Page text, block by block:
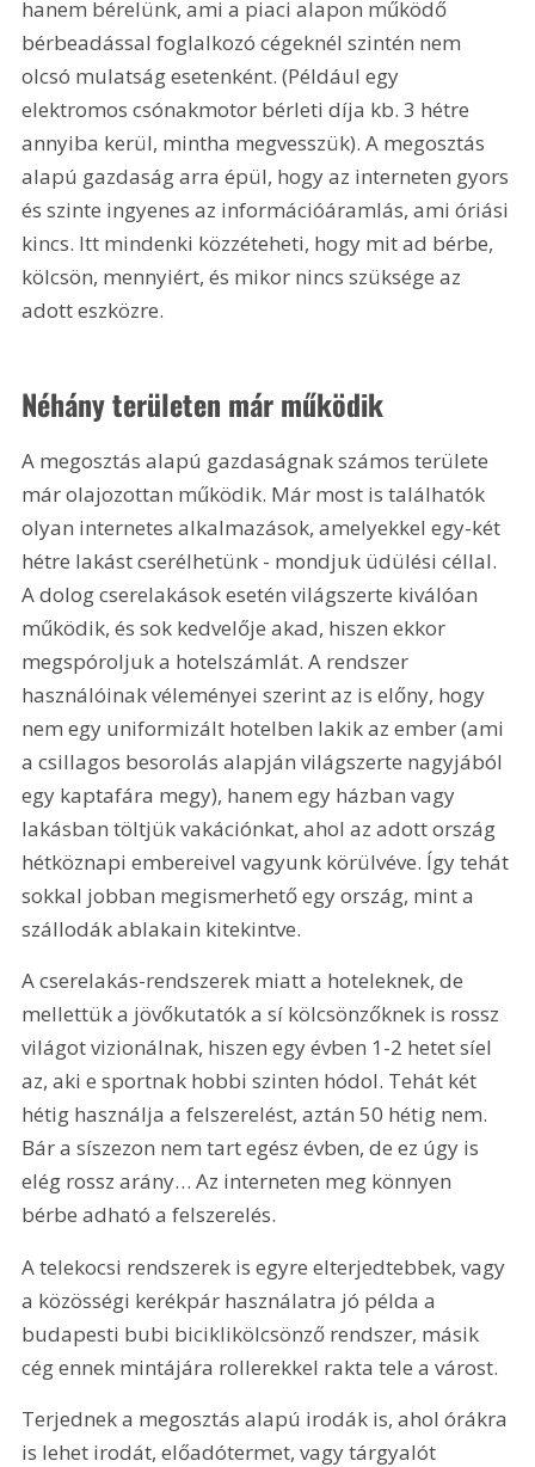
hanem bérelünk, ami a piaci alapon működő
bérbeadással foglalkozó cégeknél szintén nem
olcsó mulatság esetenként. (Például egy
elektromos csónakmotor bérleti díja kb. 3 hétre
annyiba kerül, mintha megvesszük). A megosztás
alapú gazdaság arra épül, hogy az interneten gyors
és szinte ingyenes az információáramlás, ami óriási
kincs. Itt mindenki közzéteheti, hogy mit ad bérbe,
kölcsön, mennyiért, és mikor nincs szüksége az
adott eszközre.
Néhány területen már működik
A megosztás alapú gazdaságnak számos területe
már olajozottan működik. Már most is találhatók
olyan internetes alkalmazások, amelyekkel egy-két
hétre lakást cserélhetünk - mondjuk üdülési céllal.
A dolog cserelakások esetén világszerte kiválóan
működik, és sok kedvelője akad, hiszen ekkor
megspóroljuk a hotelszámlát. A rendszer
használóinak véleményei szerint az is előny, hogy
nem egy uniformizált hotelben lakik az ember (ami
a csillagos besorolás alapján világszerte nagyjából
egy kaptafára megy), hanem egy házban vagy
lakásban töltjük vakációnkat, ahol az adott ország
hétköznapi embereivel vagyunk körülvéve. Így tehát
sokkal jobban megismerhető egy ország, mint a
szállodák ablakain kitekintve.
A cserelakás-rendszerek miatt a hoteleknek, de
mellettük a jövőkutatók a sí kölcsönzőknek is rossz
világot vizionálnak, hiszen egy évben 1-2 hetet síel
az, aki e sportnak hobbi szinten hódol. Tehát két
hétig használja a felszerelést, aztán 50 hétig nem.
Bár a síszezon nem tart egész évben, de ez úgy is
elég rossz arány… Az interneten meg könnyen
bérbe adható a felszerelés.
A telekocsi rendszerek is egyre elterjedtebbek, vagy
a közösségi kerékpár használatra jó példa a
budapesti bubi biciklikölcsönző rendszer, másik
cég ennek mintájára rollerekkel rakta tele a várost.
Terjednek a megosztás alapú irodák is, ahol órákra
is lehet irodát, előadótermet, vagy tárgyalót